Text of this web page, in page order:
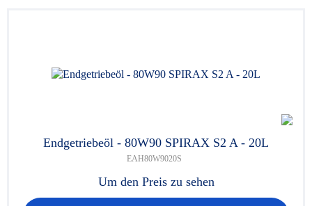
Endgetriebeöl - 80W90 SPIRAX S2 A - 20L
EAH80W9020S
Um den Preis zu sehen